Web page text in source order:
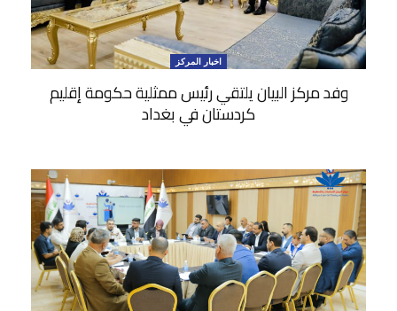
اخبار المركز
وفد مركز البيان يلتقي رئيس ممثلية حكومة إقليم
كردستان في بغداد